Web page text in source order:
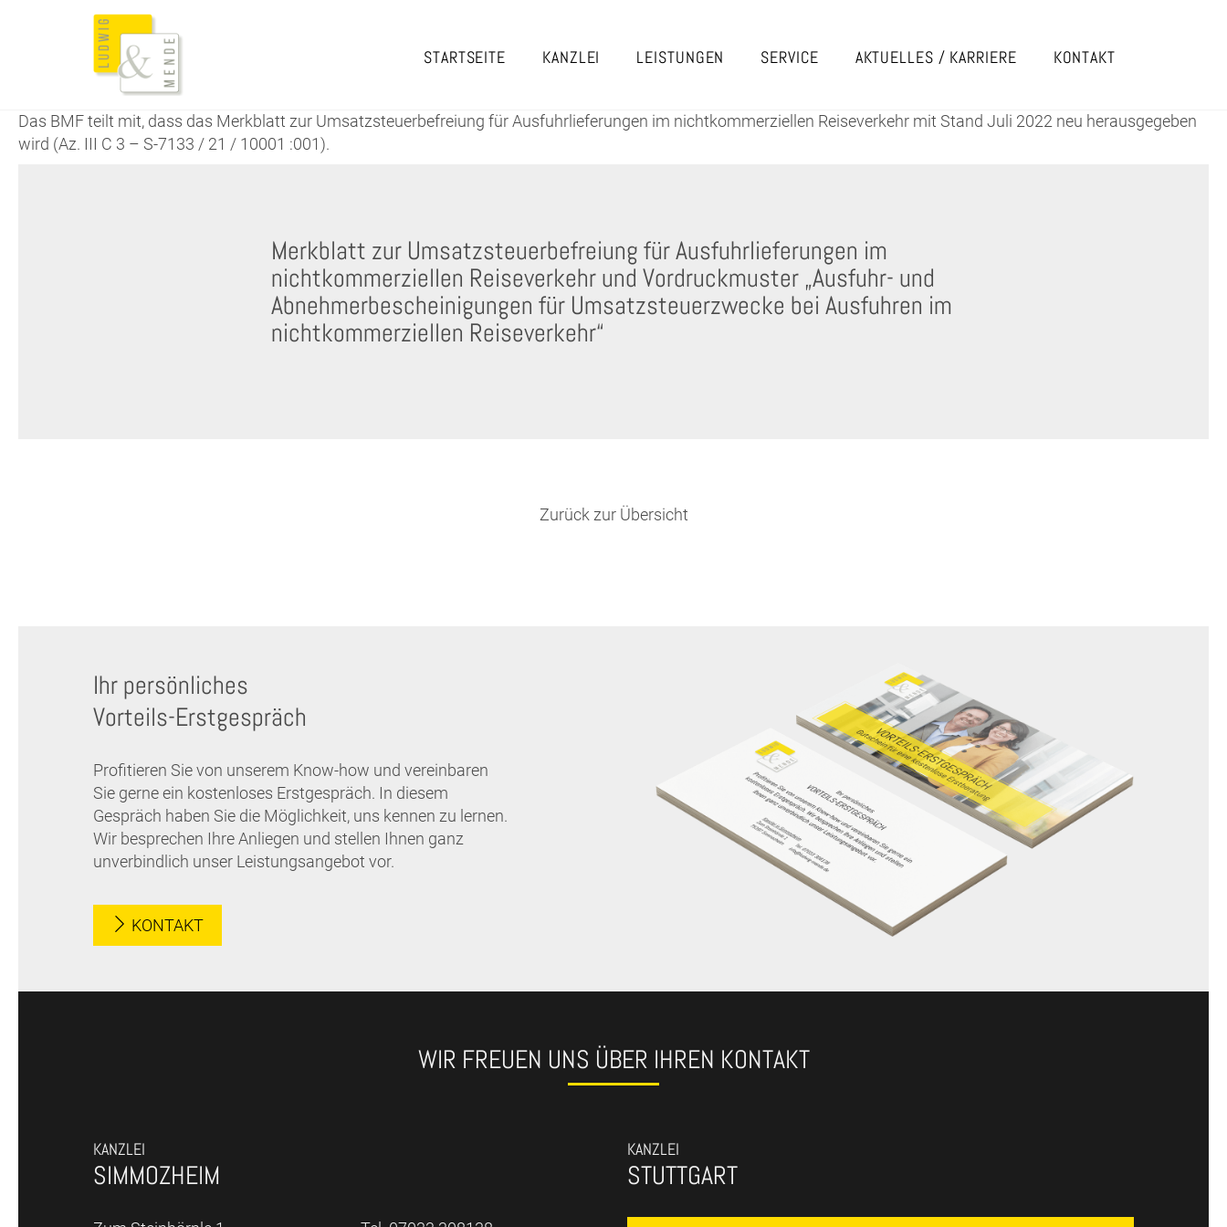
STARTSEITE KANZLEI LEISTUNGEN SERVICE AKTUELLES / KARRIERE KONTAKT
Das BMF teilt mit, dass das Merkblatt zur Umsatzsteuerbefreiung für Ausfuhrlieferungen im nichtkommerziellen Reiseverkehr mit Stand Juli 2022 neu herausgegeben
wird (Az. III C 3 – S-7133 / 21 / 10001 :001).
Merkblatt zur Umsatzsteuerbefreiung für Ausfuhrlieferungen im
nichtkommerziellen Reiseverkehr und Vordruckmuster „Ausfuhr- und
Abnehmerbescheinigungen für Umsatzsteuerzwecke bei Ausfuhren im
nichtkommerziellen Reiseverkehr“
Zurück zur Übersicht
Ihr persönliches
Vorteils-Erstgespräch
Profitieren Sie von unserem Know-how und vereinbaren
Sie gerne ein kostenloses Erstgespräch. In diesem
Gespräch haben Sie die Möglichkeit, uns kennen zu lernen.
Wir besprechen Ihre Anliegen und stellen Ihnen ganz
unverbindlich unser Leistungsangebot vor.
KONTAKT
WIR FREUEN UNS ÜBER IHREN KONTAKT
KANZLEI
SIMMOZHEIM
KANZLEI
STUTTGART